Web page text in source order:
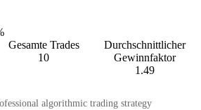
Gesamte Trades
10
Durchschnittlicher
Gewinnfaktor
1.49
algorithmic trading strategy